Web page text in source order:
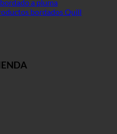
a pluma
bordados Quill